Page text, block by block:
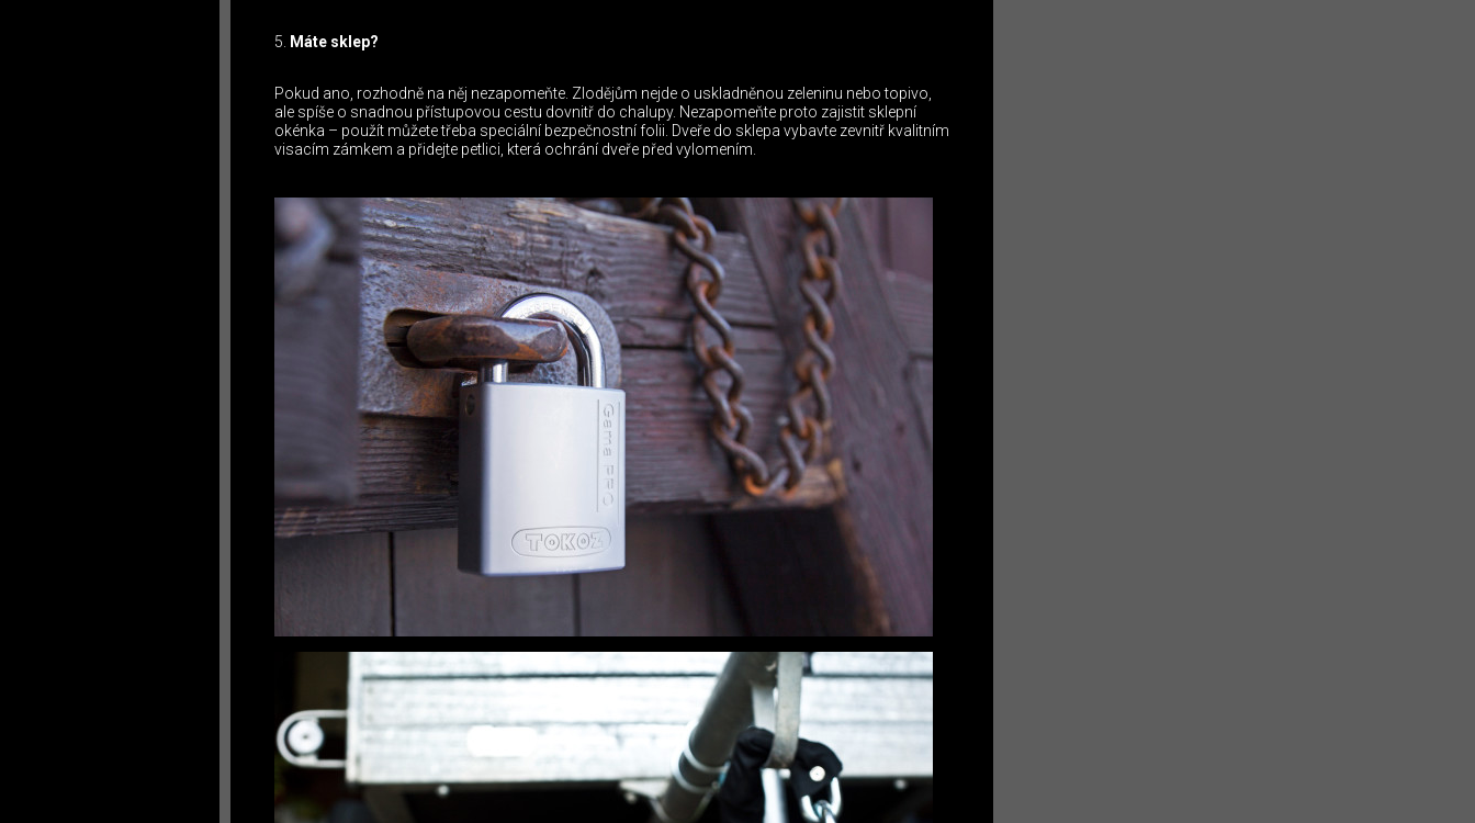
Máte sklep?
Pokud ano, rozhodně na něj nezapomeňte. Zlodějům nejde o uskladněnou zeleninu nebo topivo,
ale spíše o snadnou přístupovou cestu dovnitř do chalupy. Nezapomeňte proto zajistit sklepní
okénka – použít můžete třeba speciální bezpečnostní folii. Dveře do sklepa vybavte zevnitř kvalitním
visacím zámkem a přidejte petlici, která ochrání dveře před vylomením.